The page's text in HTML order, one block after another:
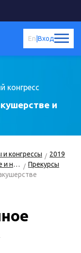
Вход
En
конгресс
и
конгрессы
2019
Анестезия и реанимация в акушерстве и неонатологии
Прекурсы